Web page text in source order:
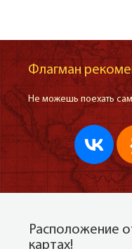
Флагман
Не можешь поехать
Расположение
картах!